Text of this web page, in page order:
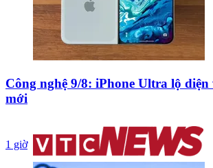
Công nghệ 9/8: iPhone Ultra lộ diện
mới
1 giờ